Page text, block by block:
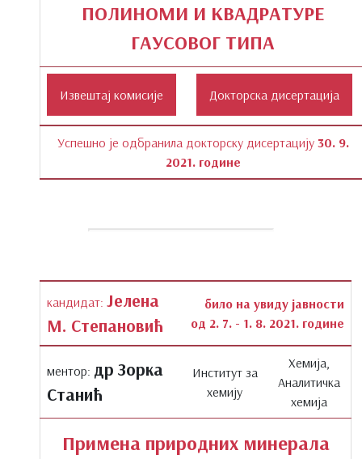
ПОЛИНОМИ И КВАДРАТУРЕ
ГАУСОВОГ ТИПА
Успешно је одбранила докторску дисертацију 30. 9.
2021. године
кандидат:Јелена
М. Степановић
било на увиду јавности
од 2. 7. - 1. 8. 2021. године
ментор: др Зорка
Станић
Институт за
хемију
Хемија,
Аналитичка
хемија
Примена природних минерала